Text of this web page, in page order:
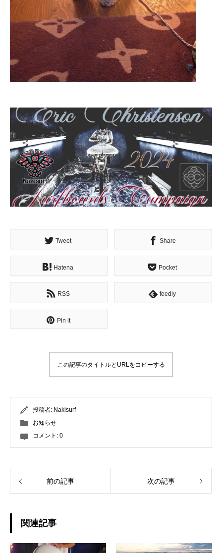
Tweet Share
Hatena Pocket
RSS feedly
Pin it
この記事のタイトルとURLをコピーする
投稿者: Nakisurf
お知らせ
コメント: 0
前の記事 次の記事
関連記事